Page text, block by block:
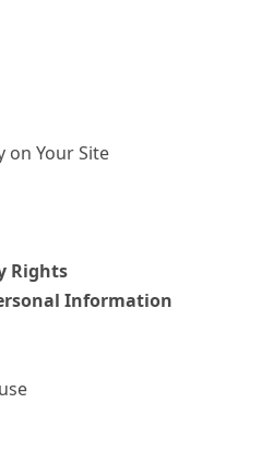
on Your Site
Rights
Information